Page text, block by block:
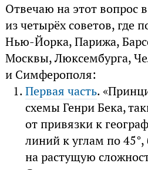
Отвечаю на этот вопрос
из четырёх советов, где
Нью-Йорка, Парижа,
Москвы, Люксембурга,
и Симферополя:
Первая часть.
схемы Генри Бека,
от привязки к
линий к углам по
на растущую